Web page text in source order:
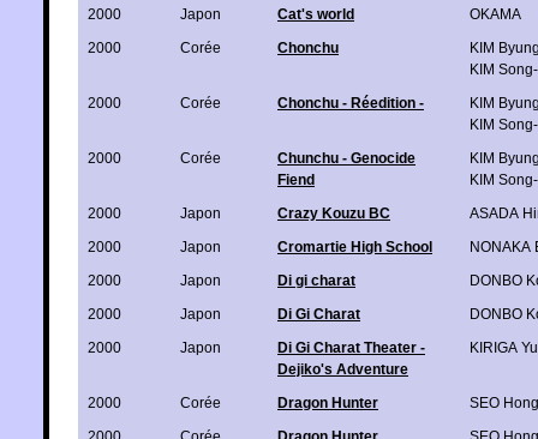
2000
Japon Cat's world
OKAMA
2000
Corée Chonchu
KIM
KIM
2000
Corée Chonchu - Réedition -
KIM
KIM
2000
Corée
Chunchu - Genocide
Fiend
KIM
KIM
2000
Japon Crazy Kouzu BC
ASADA
2000
Japon Cromartie High School
NONAKA
2000
Japon Di gi charat
DONBO
2000
Japon Di Gi Charat
DONBO
2000
Japon
Di Gi Charat Theater -
Dejiko's Adventure
KIRIGA
2000 Corée Dragon Hunter
SEO